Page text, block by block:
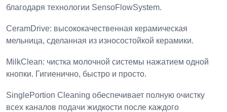
благодаря технологии SensoFlowSystem.
CeramDrive: высококачественная керамическая
мельница, сделанная из износостойкой керамики.
MilkClean: чистка молочной системы нажатием одной
кнопки. Гигиенично, быстро и просто.
SinglePortion Cleaning обеспечивает полную очистку
всех каналов подачи жидкости после каждого